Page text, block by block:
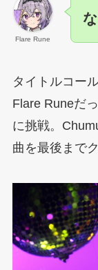
Flare Rune
タイトルコー
Flare Runeだ
に挑戦。
曲を最後まで